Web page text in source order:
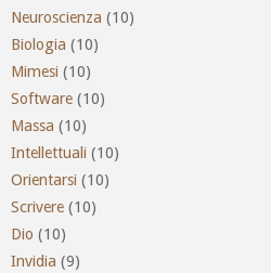
Neuroscienza (10)
Biologia (10)
Mimesi (10)
Software (10)
Massa (10)
Intellettuali (10)
Orientarsi (10)
Scrivere (10)
Dio (10)
Invidia (9)